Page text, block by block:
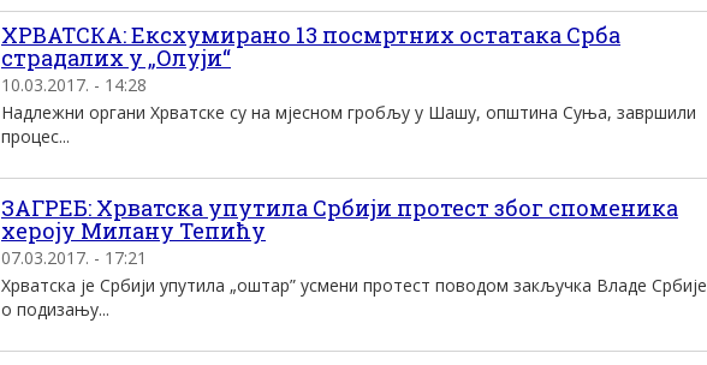
ХРВАТСКА: Ексхумирано 13 посмртних остатака Срба
страдалих у „Олуји“
10.03.2017. - 14:28
Надлежни органи Хрватске су на мјесном гробљу у Шашу, општина Суња, завршили
процес...
ЗАГРЕБ: Хрватска упутила Србији протест због споменика
хероју Милану Тепићу
07.03.2017. - 17:21
Хрватска је Србији упутила „оштар” усмени протест поводом закључка Владе Србије
о подизању...